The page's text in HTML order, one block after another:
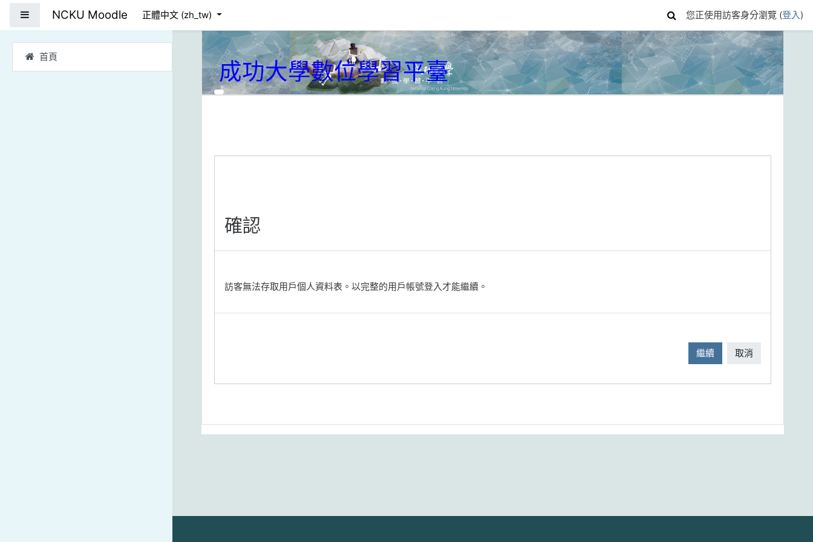
首頁
NCKU Moodle 正體中文 ‎(zh_tw)‎ 您正使用訪客身分瀏覽 (登入)
成功大學數位學習平臺
確認
訪客無法存取用戶個人資料表。以完整的用戶帳號登入才能繼續。
繼續 取消